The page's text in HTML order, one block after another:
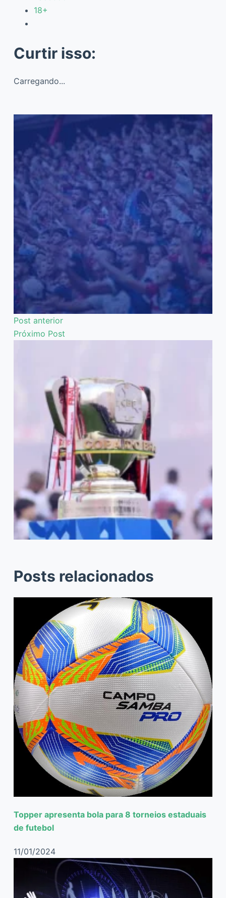
18+
Curtir isso:
Carregando...
Post anterior
Próximo Post
Posts relacionados
Topper apresenta bola para 8 torneios estaduais
de futebol
11/01/2024